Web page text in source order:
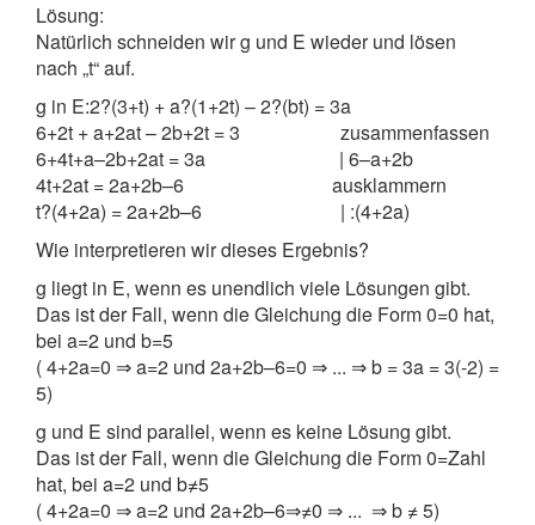
Lösung:
Natürlich schneiden wir g und E wieder und lösen
nach „t“ auf.
g in E:2?(3+t) + a?(1+2t) – 2?(bt) = 3a
6+2t + a+2at – 2b+2t = 3 zusammenfassen
6+4t+a–2b+2at = 3a | 6–a+2b
4t+2at = 2a+2b–6 ausklammern
t?(4+2a) = 2a+2b–6 | :(4+2a)
Wie interpretieren wir dieses Ergebnis?
g liegt in E, wenn es unendlich viele Lösungen gibt.
Das ist der Fall, wenn die Gleichung die Form 0=0 hat,
bei a=2 und b=5
( 4+2a=0 ⇒ a=2 und 2a+2b–6=0 ⇒ ... ⇒ b = 3a = 3(-2) =
5)
g und E sind parallel, wenn es keine Lösung gibt.
Das ist der Fall, wenn die Gleichung die Form 0=Zahl
hat, bei a=2 und b≠5
( 4+2a=0 ⇒ a=2 und 2a+2b–6⇒≠0 ⇒ ... ⇒ b ≠ 5)